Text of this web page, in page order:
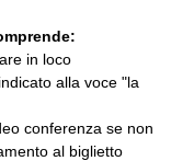
in loco
alla voce "la
conferenza se non
al biglietto